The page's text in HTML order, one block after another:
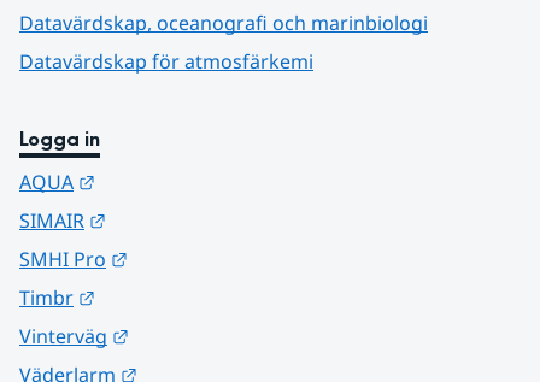
Datavärdskap, oceanografi och marinbiologi
Datavärdskap för atmosfärkemi
Logga in
AQUA
SIMAIR
SMHI Pro
Timbr
Vinterväg
Väderlarm